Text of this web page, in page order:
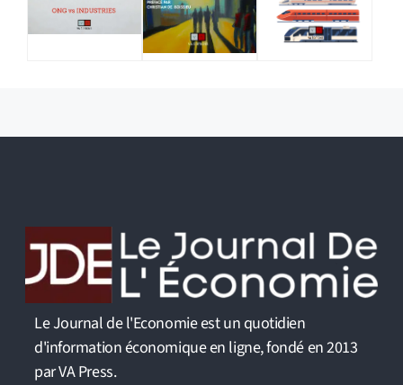
Le Journal de l'Economie est un quotidien
d'information économique en ligne, fondé en 2013
par VA Press.